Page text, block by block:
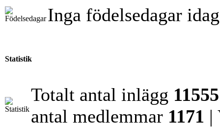
Inga födelsedagar
Statistik
Totalt antal inlägg
antal medlemmar 1171 |